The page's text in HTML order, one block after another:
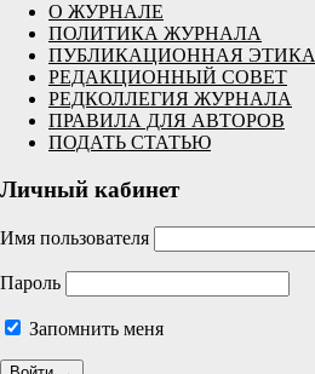
О ЖУРНАЛЕ
ПОЛИТИКА ЖУРНАЛА
ПУБЛИКАЦИОННАЯ ЭТИКА
РЕДАКЦИОННЫЙ СОВЕТ
РЕДКОЛЛЕГИЯ ЖУРНАЛА
ПРАВИЛА ДЛЯ АВТОРОВ
ПОДАТЬ СТАТЬЮ
Личный кабинет
Имя пользователя
Пароль
Запомнить меня